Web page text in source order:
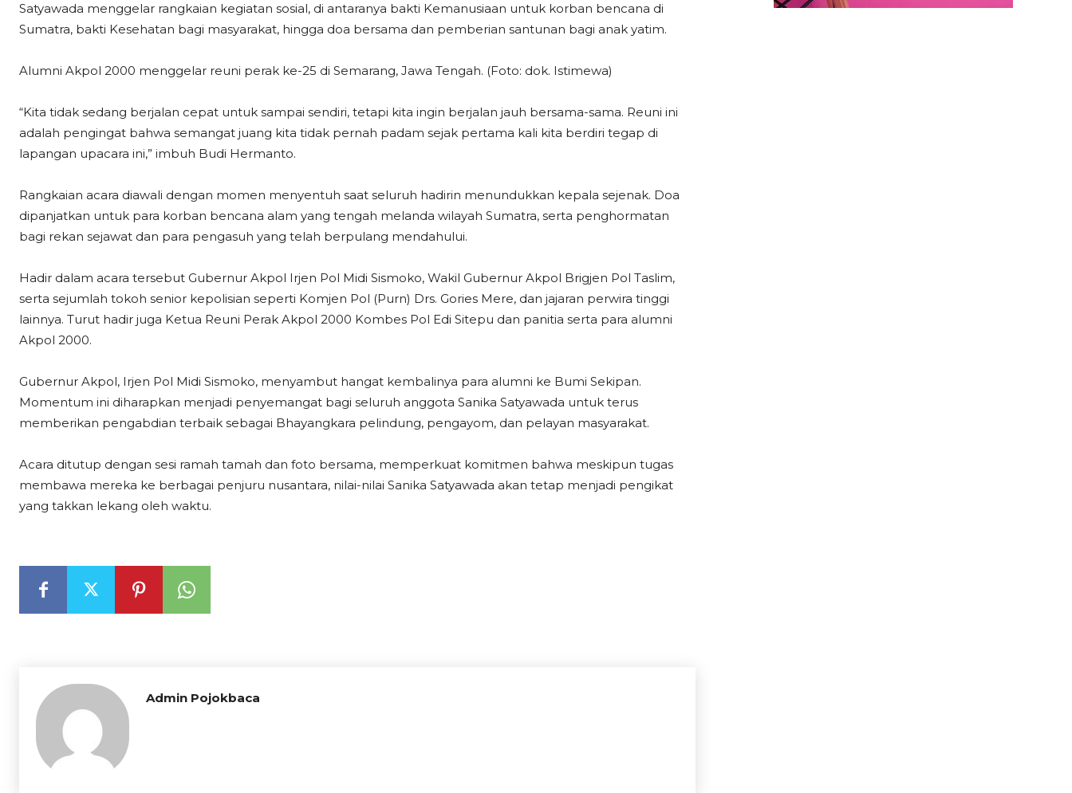
Satyawada menggelar rangkaian kegiatan sosial, di antaranya bakti Kemanusiaan untuk korban bencana di
Sumatra, bakti Kesehatan bagi masyarakat, hingga doa bersama dan pemberian santunan bagi anak yatim.
Alumni Akpol 2000 menggelar reuni perak ke-25 di Semarang, Jawa Tengah. (Foto: dok. Istimewa)
“Kita tidak sedang berjalan cepat untuk sampai sendiri, tetapi kita ingin berjalan jauh bersama-sama. Reuni ini
adalah pengingat bahwa semangat juang kita tidak pernah padam sejak pertama kali kita berdiri tegap di
lapangan upacara ini,” imbuh Budi Hermanto.
Rangkaian acara diawali dengan momen menyentuh saat seluruh hadirin menundukkan kepala sejenak. Doa
dipanjatkan untuk para korban bencana alam yang tengah melanda wilayah Sumatra, serta penghormatan
bagi rekan sejawat dan para pengasuh yang telah berpulang mendahului.
Hadir dalam acara tersebut Gubernur Akpol Irjen Pol Midi Sismoko, Wakil Gubernur Akpol Brigjen Pol Taslim,
serta sejumlah tokoh senior kepolisian seperti Komjen Pol (Purn) Drs. Gories Mere, dan jajaran perwira tinggi
lainnya. Turut hadir juga Ketua Reuni Perak Akpol 2000 Kombes Pol Edi Sitepu dan panitia serta para alumni
Akpol 2000.
Gubernur Akpol, Irjen Pol Midi Sismoko, menyambut hangat kembalinya para alumni ke Bumi Sekipan.
Momentum ini diharapkan menjadi penyemangat bagi seluruh anggota Sanika Satyawada untuk terus
memberikan pengabdian terbaik sebagai Bhayangkara pelindung, pengayom, dan pelayan masyarakat.
Acara ditutup dengan sesi ramah tamah dan foto bersama, memperkuat komitmen bahwa meskipun tugas
membawa mereka ke berbagai penjuru nusantara, nilai-nilai Sanika Satyawada akan tetap menjadi pengikat
yang takkan lekang oleh waktu.
Admin Pojokbaca